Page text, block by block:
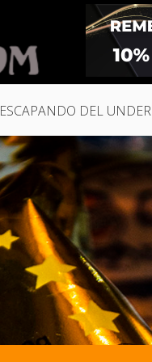
ESCAPANDO DEL UNDER